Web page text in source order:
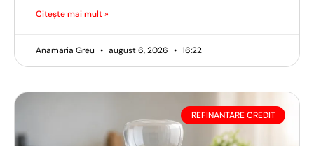
Citește mai mult »
Anamaria Greu august 6, 2026 16:22
REFINANTARE CREDIT